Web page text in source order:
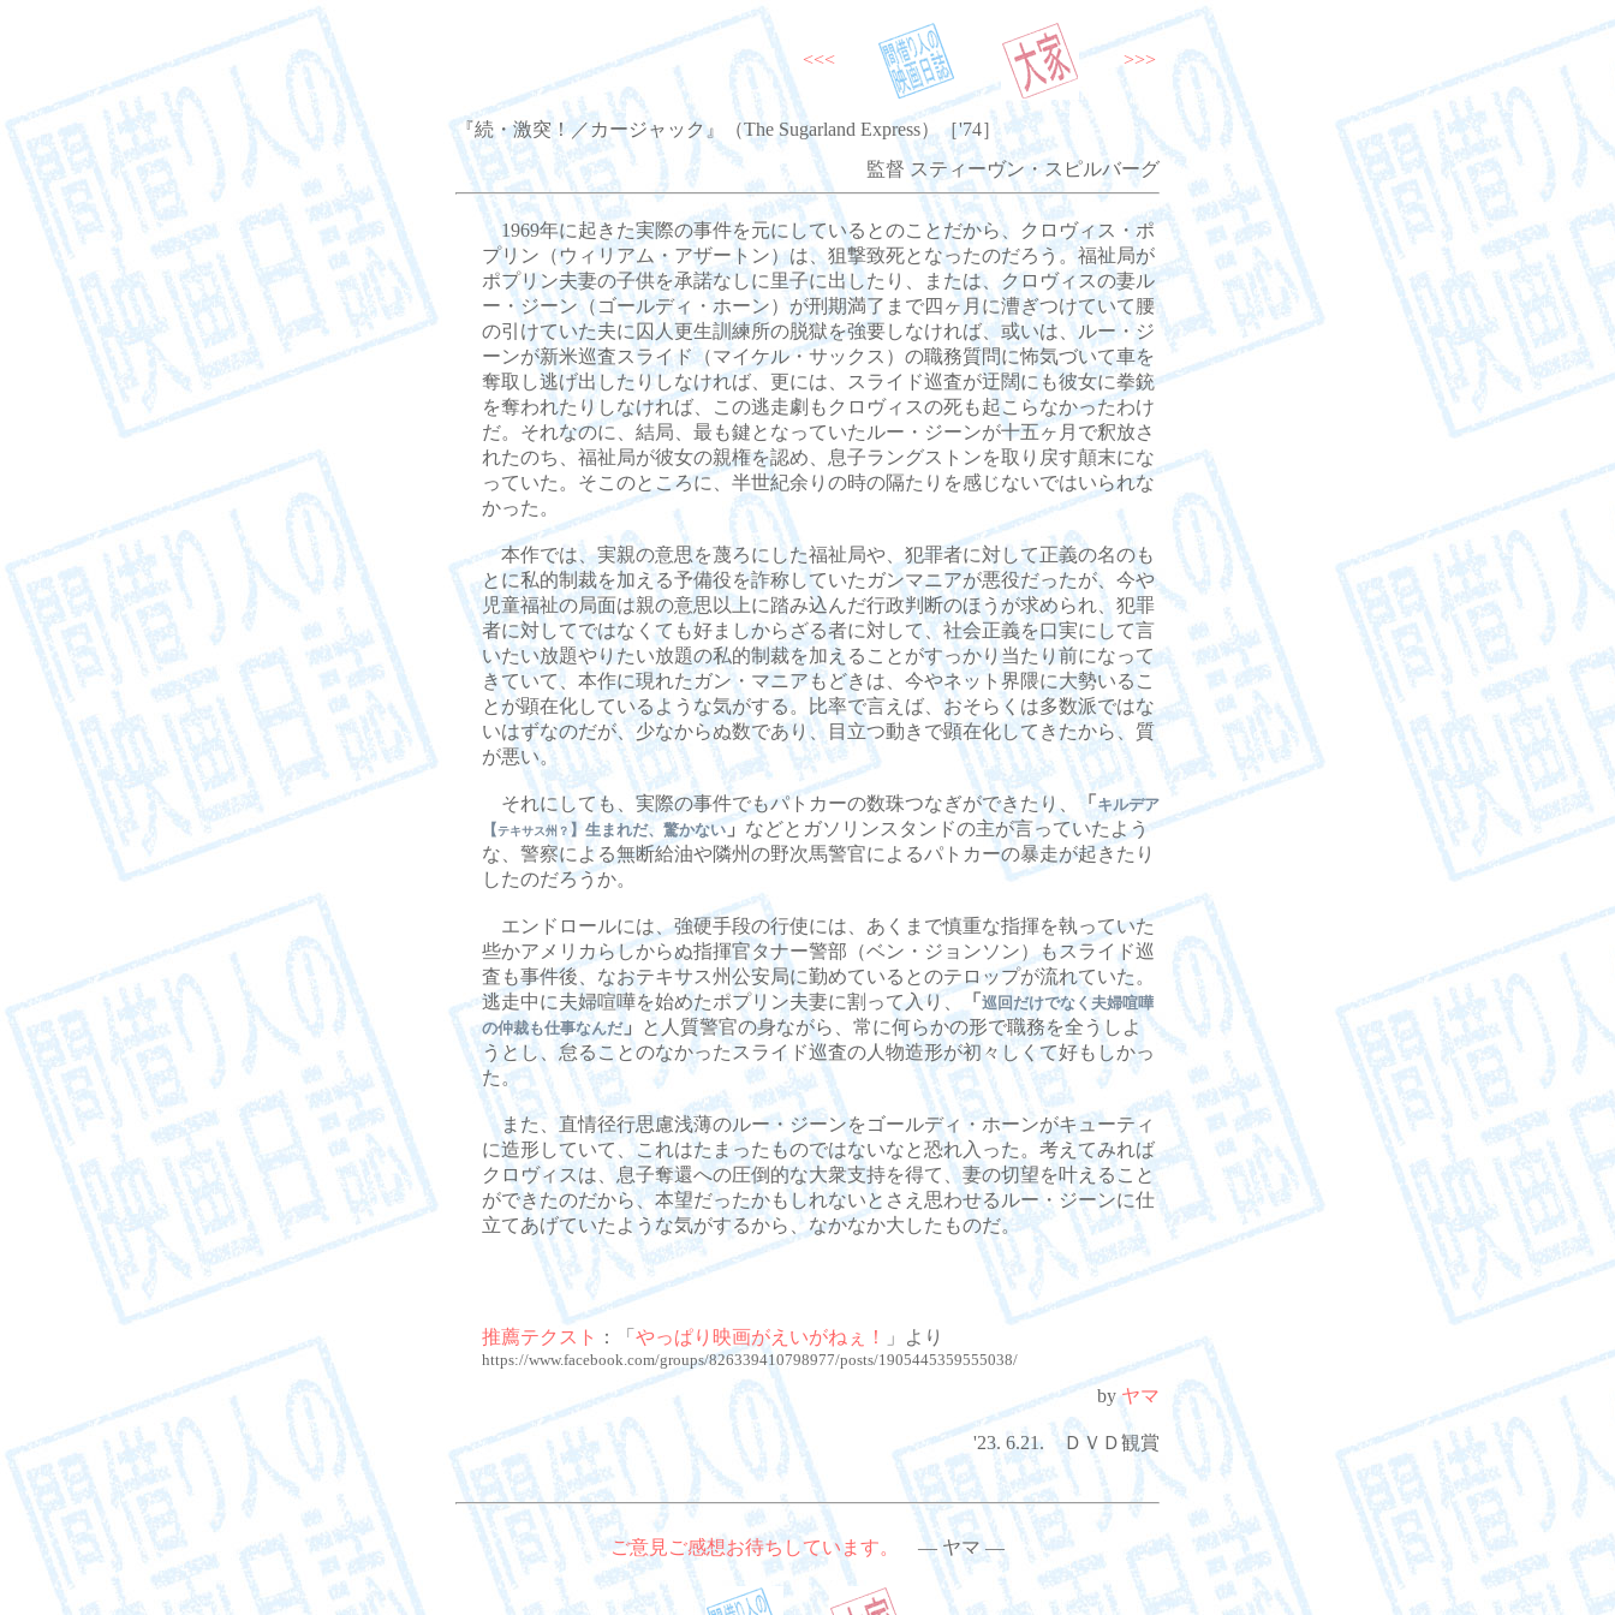
<<< >>>
『続・激突！／カージャック』（The Sugarland Express）［'74］
監督 スティーヴン・スピルバーグ
1969年に起きた実際の事件を元にしているとのことだから、クロヴィス・ポ
プリン（ウィリアム・アザートン）は、狙撃致死となったのだろう。福祉局が
ポプリン夫妻の子供を承諾なしに里子に出したり、または、クロヴィスの妻ル
ー・ジーン（ゴールディ・ホーン）が刑期満了まで四ヶ月に漕ぎつけていて腰
の引けていた夫に囚人更生訓練所の脱獄を強要しなければ、或いは、ルー・ジ
ーンが新米巡査スライド（マイケル・サックス）の職務質問に怖気づいて車を
奪取し逃げ出したりしなければ、更には、スライド巡査が迂闊にも彼女に拳銃
を奪われたりしなければ、この逃走劇もクロヴィスの死も起こらなかったわけ
だ。それなのに、結局、最も鍵となっていたルー・ジーンが十五ヶ月で釈放さ
れたのち、福祉局が彼女の親権を認め、息子ラングストンを取り戻す顛末にな
っていた。そこのところに、半世紀余りの時の隔たりを感じないではいられな
かった。
本作では、実親の意思を蔑ろにした福祉局や、犯罪者に対して正義の名のも
とに私的制裁を加える予備役を詐称していたガンマニアが悪役だったが、今や
児童福祉の局面は親の意思以上に踏み込んだ行政判断のほうが求められ、犯罪
者に対してではなくても好ましからざる者に対して、社会正義を口実にして言
いたい放題やりたい放題の私的制裁を加えることがすっかり当たり前になって
きていて、本作に現れたガン・マニアもどきは、今やネット界隈に大勢いるこ
とが顕在化しているような気がする。比率で言えば、おそらくは多数派ではな
いはずなのだが、少なからぬ数であり、目立つ動きで顕在化してきたから、質
が悪い。
それにしても、実際の事件でもパトカーの数珠つなぎができたり、 「 キルデア
【テキサス州？ 】生まれだ、驚かない」 などとガソリンスタンドの主が言っていたよう
な、警察による無断給油や隣州の野次馬警官によるパトカーの暴走が起きたり
したのだろうか。
エンドロールには、強硬手段の行使には、あくまで慎重な指揮を執っていた
些かアメリカらしからぬ指揮官タナー警部（ベン・ジョンソン）もスライド巡
査も事件後、なおテキサス州公安局に勤めているとのテロップが流れていた。
逃走中に夫婦喧嘩を始めたポプリン夫妻に割って入り、
「 巡回だけでなく夫婦喧嘩
の仲裁も仕事なんだ」
と人質警官の身ながら、常に何らかの形で職務を全うしよ
うとし、怠ることのなかったスライド巡査の人物造形が初々しくて好もしかっ
た。
また、直情径行思慮浅薄のルー・ジーンをゴールディ・ホーンがキューティ
に造形していて、これはたまったものではないなと恐れ入った。考えてみれば
クロヴィスは、息子奪還への圧倒的な大衆支持を得て、妻の切望を叶えること
ができたのだから、本望だったかもしれないとさえ思わせるルー・ジーンに仕
立てあげていたような気がするから、なかなか大したものだ。
推薦テクスト ：「 やっぱり映画がえいがねぇ！ 」より
https://www.facebook.com/groups/826339410798977/posts/1905445359555038/
byヤマ
'23. 6.21. ＤＶＤ観賞
ご意見ご感想お待ちしています。 ― ヤマ ―